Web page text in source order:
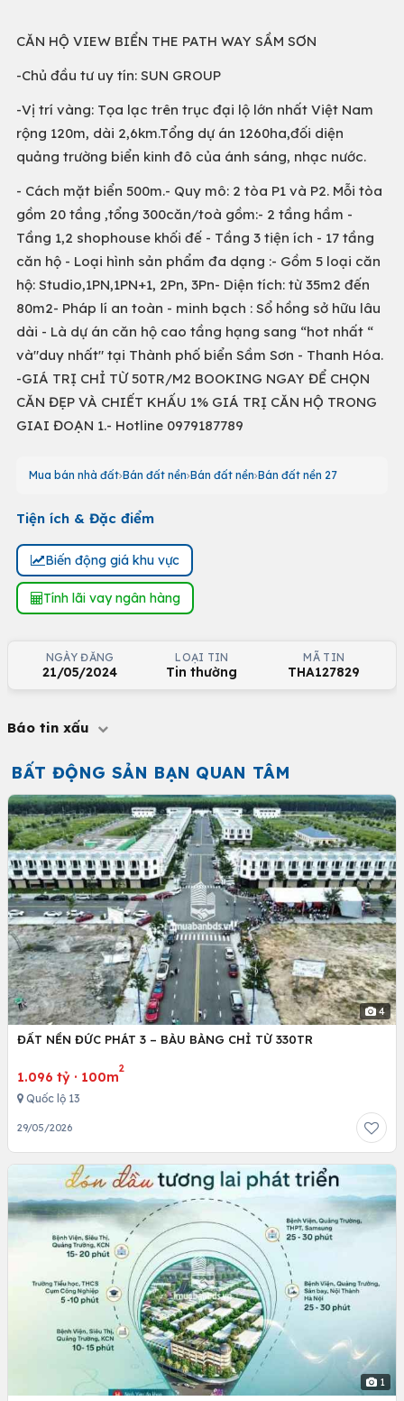
CĂN HỘ VIEW BIỂN THE PATH WAY SẦM SƠN
-Chủ đầu tư uy tín: SUN GROUP
-Vị trí vàng: Tọa lạc trên trục đại lộ lớn nhất Việt Nam
rộng 120m, dài 2,6km.Tổng dự án 1260ha,đối diện
quảng trường biển kinh đô của ánh sáng, nhạc nước.
- Cách mặt biển 500m.- Quy mô: 2 tòa P1 và P2. Mỗi tòa
gồm 20 tầng ,tổng 300căn/toà gồm:- 2 tầng hầm -
Tầng 1,2 shophouse khối đế - Tầng 3 tiện ích - 17 tầng
căn hộ - Loại hình sản phẩm đa dạng :- Gồm 5 loại căn
hộ: Studio,1PN,1PN+1, 2Pn, 3Pn- Diện tích: từ 35m2 đến
80m2- Pháp lí an toàn - minh bạch : Sổ hồng sở hữu lâu
dài - Là dự án căn hộ cao tầng hạng sang “hot nhất “
và"duy nhất" tại Thành phố biển Sầm Sơn - Thanh Hóa.
-GIÁ TRỊ CHỈ TỪ 50TR/M2 BOOKING NGAY ĐỂ CHỌN
CĂN ĐẸP VÀ CHIẾT KHẤU 1% GIÁ TRỊ CĂN HỘ TRONG
GIAI ĐOẠN 1.- Hotline 0979187789
Mua bán nhà đất Bán đất nền Bán đất nền Bán đất nền 27
Tiện ích & Đặc điểm
Biến động giá khu vực
Tính lãi vay ngân hàng
NGÀY ĐĂNG
21/05/2024
LOẠI TIN
Tin thường
MÃ TIN
THA127829
Báo tin xấu
BẤT ĐỘNG SẢN BẠN QUAN TÂM
4
ĐẤT NỀN ĐỨC PHÁT 3 – BÀU BÀNG CHỈ TỪ 330TR
1.096 tỷ · 100m
2
Quốc lộ 13
29/05/2026
1